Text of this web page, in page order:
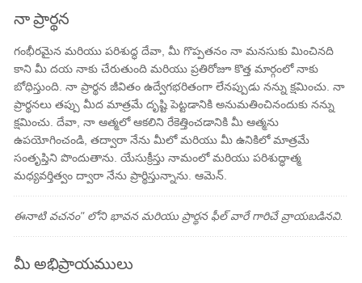
నా ప్రార్థన
గంభీరమైన మరియు పరిశుద్ధ దేవా, మీ గొప్పతనం నా మనసుకు మించినది
కాని మీ దయ నాకు చేరుతుంది మరియు ప్రతిరోజూ కొత్త మార్గంలో నాకు
బోధిస్తుంది. నా ప్రార్థన జీవితం ఉద్వేగభరితంగా లేనప్పుడు నన్ను క్షమించు. నా
ప్రార్థనలు తప్పు మీద మాత్రమే దృష్టి పెట్టడానికి అనుమతించినందుకు నన్ను
క్షమించు. దేవా, నా ఆత్మలో ఆకలిని రేకెత్తించడానికి మీ ఆత్మను
ఉపయోగించండి, తద్వారా నేను మీలో మరియు మీ ఉనికిలో మాత్రమే
సంతృప్తిని పొందుతాను. యేసుక్రీస్తు నామంలో మరియు పరిశుద్ధాత్మ
మధ్యవర్తిత్వం ద్వారా నేను ప్రార్థిస్తున్నాను. ఆమెన్.
ఈనాటి వచనం" లోని భావన మరియు ప్రార్థన ఫీల్ వారే గారిచే వ్రాయబడినవి.
మీ అభిప్రాయములు